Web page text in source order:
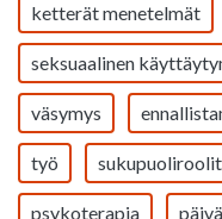
ketterät menetelmät
seksuaalinen
väsymys
työ sukupuoliroolit
psykoterapia